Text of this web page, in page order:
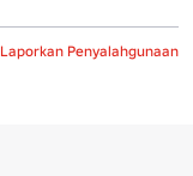
Laporkan Penyalahgunaan